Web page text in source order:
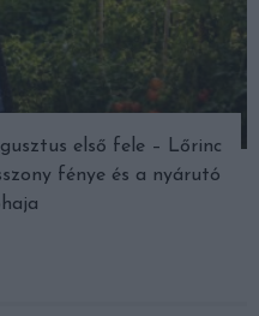
első fele – Lőrinc
fénye és a nyárutó